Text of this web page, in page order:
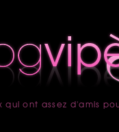
qui ont assez d'amis